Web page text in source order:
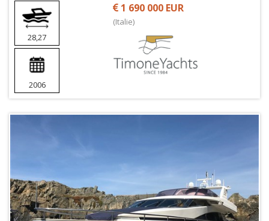
28,27
2006
1 690 000 EUR
(Italie)